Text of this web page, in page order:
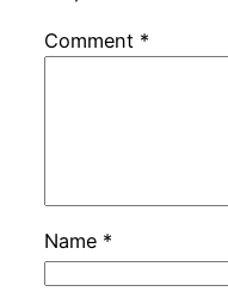
Comment *
Name *